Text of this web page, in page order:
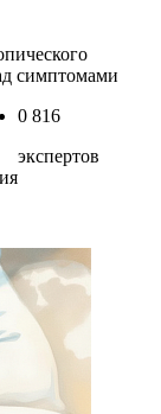
симптомами
0 816
экспертов